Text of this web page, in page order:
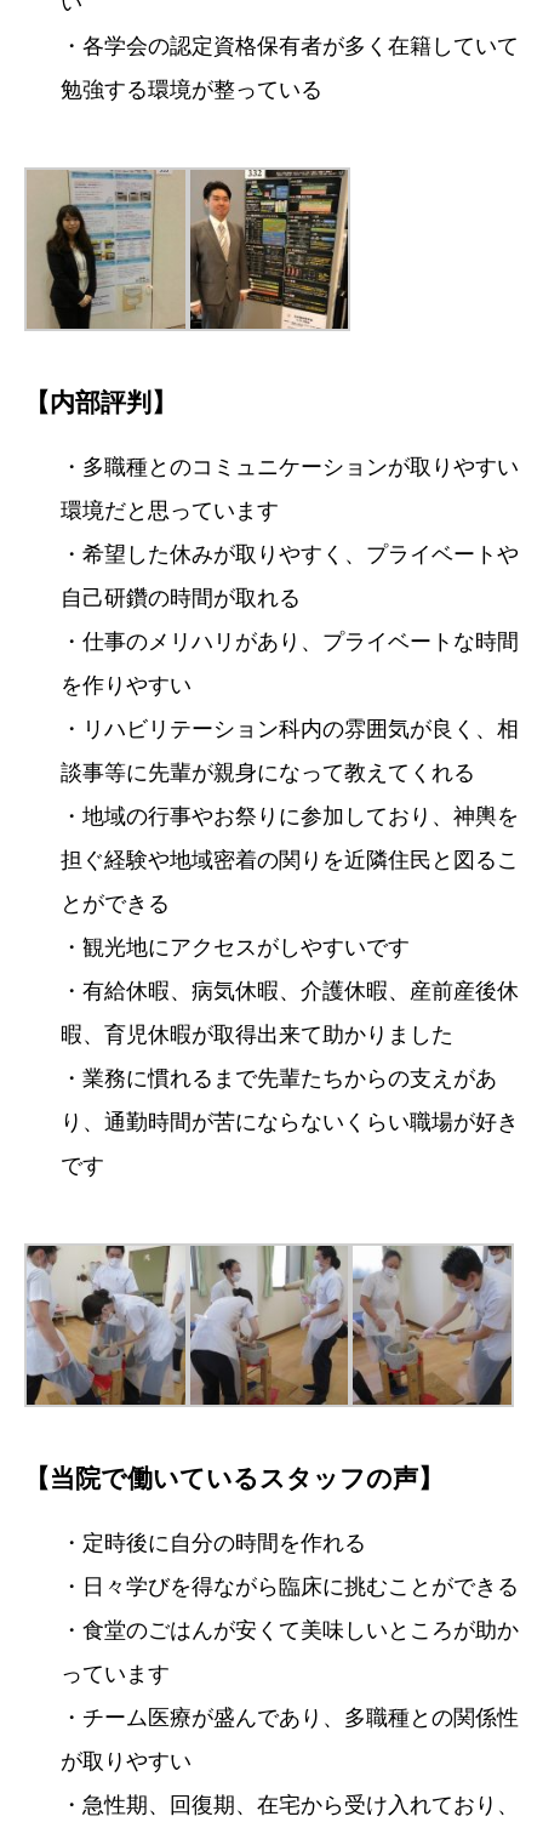
・各学会の認定資格保有者が多く在籍していて
勉強する環境が整っている
【内部評判】
・多職種とのコミュニケーションが取りやすい
環境だと思っています
・希望した休みが取りやすく、プライベートや
自己研鑽の時間が取れる
・仕事のメリハリがあり、プライベートな時間
を作りやすい
・リハビリテーション科内の雰囲気が良く、相
談事等に先輩が親身になって教えてくれる
・地域の行事やお祭りに参加しており、神輿を
担ぐ経験や地域密着の関りを近隣住民と図るこ
とができる
・観光地にアクセスがしやすいです
・有給休暇、病気休暇、介護休暇、産前産後休
暇、育児休暇が取得出来て助かりました
・業務に慣れるまで先輩たちからの支えがあ
り、通勤時間が苦にならないくらい職場が好き
です
【当院で働いているスタッフの声】
・定時後に自分の時間を作れる
・日々学びを得ながら臨床に挑むことができる
・食堂のごはんが安くて美味しいところが助か
っています
・チーム医療が盛んであり、多職種との関係性
が取りやすい
・急性期、回復期、在宅から受け入れており、